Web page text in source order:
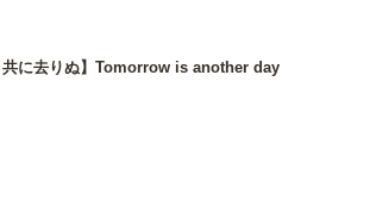
共に去りぬ】Tomorrow is another day